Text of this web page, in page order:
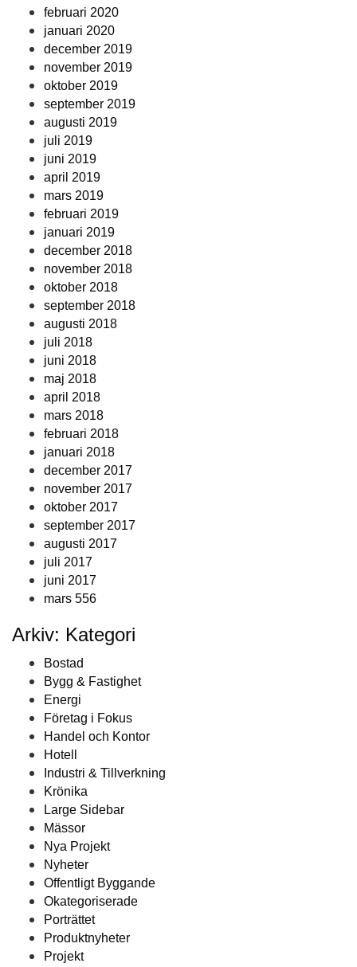
februari 2020
januari 2020
december 2019
november 2019
oktober 2019
september 2019
augusti 2019
juli 2019
juni 2019
april 2019
mars 2019
februari 2019
januari 2019
december 2018
november 2018
oktober 2018
september 2018
augusti 2018
juli 2018
juni 2018
maj 2018
april 2018
mars 2018
februari 2018
januari 2018
december 2017
november 2017
oktober 2017
september 2017
augusti 2017
juli 2017
juni 2017
mars 556
Arkiv: Kategori
Bostad
Bygg & Fastighet
Energi
Företag i Fokus
Handel och Kontor
Hotell
Industri & Tillverkning
Krönika
Large Sidebar
Mässor
Nya Projekt
Nyheter
Offentligt Byggande
Okategoriserade
Porträttet
Produktnyheter
Projekt